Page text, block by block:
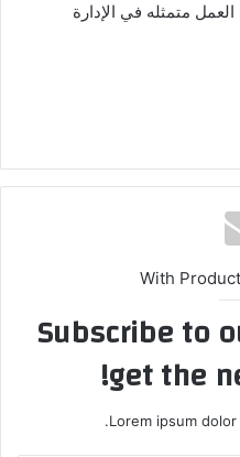
متمثله في الإدارة
With
Subscribe to
get the
Lorem ipsum